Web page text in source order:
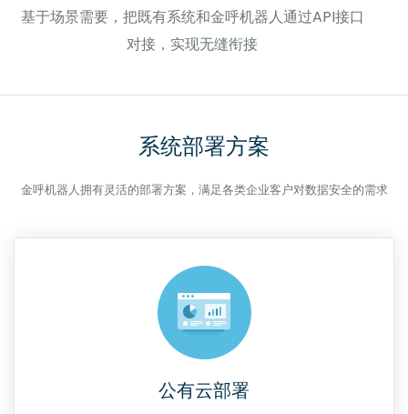
基于场景需要，把既有系统和金呼机器人通过API接口
对接，实现无缝衔接
系统部署方案
金呼机器人拥有灵活的部署方案，满足各类企业客户对数据安全的需求
公有云部署